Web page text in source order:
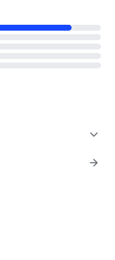
expand_more
arrow_forward